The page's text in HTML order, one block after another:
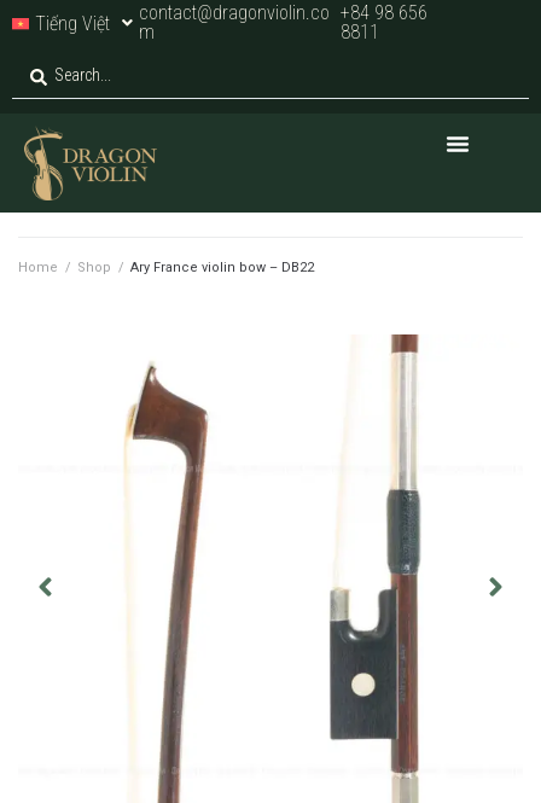
Tiếng Việt
contact@dragonviolin.co
m
+84 98 656
8811
Home / Shop / Ary France violin bow – DB22